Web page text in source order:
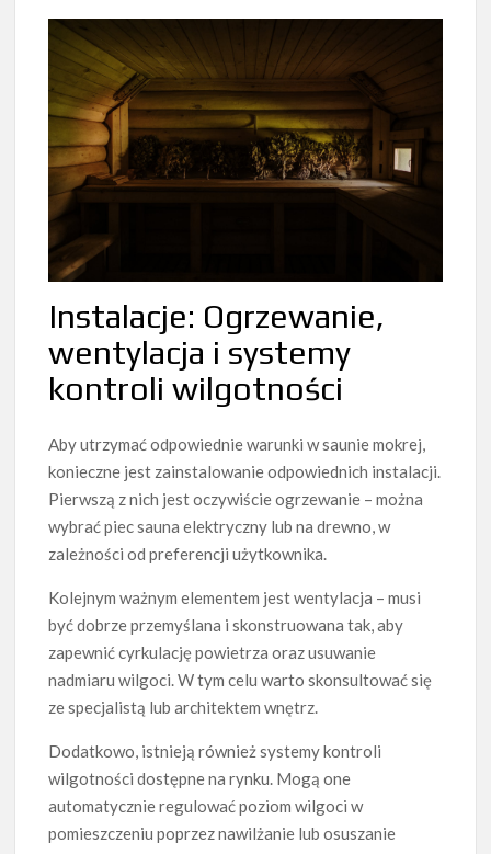
Instalacje: Ogrzewanie,
wentylacja i systemy
kontroli wilgotności
Aby utrzymać odpowiednie warunki w saunie mokrej,
konieczne jest zainstalowanie odpowiednich instalacji.
Pierwszą z nich jest oczywiście ogrzewanie – można
wybrać piec sauna elektryczny lub na drewno, w
zależności od preferencji użytkownika.
Kolejnym ważnym elementem jest wentylacja – musi
być dobrze przemyślana i skonstruowana tak, aby
zapewnić cyrkulację powietrza oraz usuwanie
nadmiaru wilgoci. W tym celu warto skonsultować się
ze specjalistą lub architektem wnętrz.
Dodatkowo, istnieją również systemy kontroli
wilgotności dostępne na rynku. Mogą one
automatycznie regulować poziom wilgoci w
pomieszczeniu poprzez nawilżanie lub osuszanie